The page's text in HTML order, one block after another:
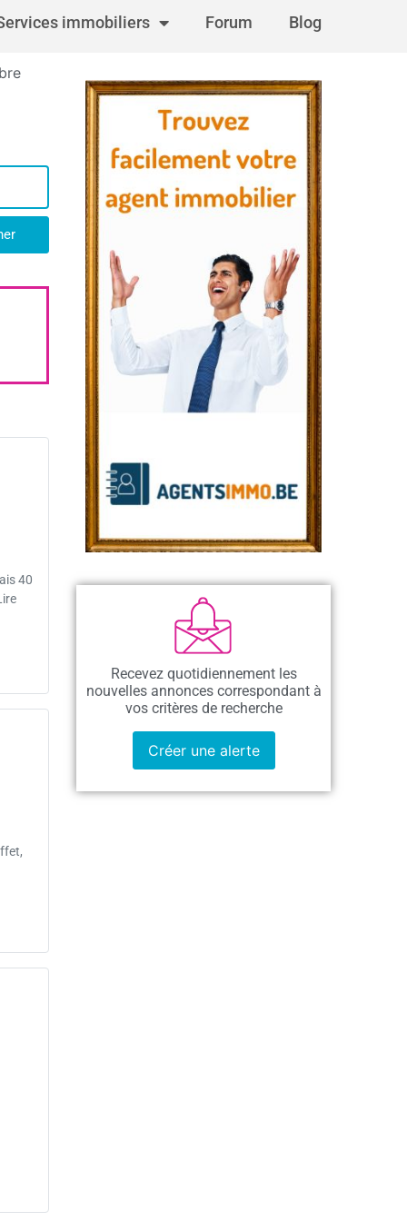
immobiliers Forum Blog
40
Recevez quotidiennement les
nouvelles annonces correspondant à
vos critères de recherche
Créer une alerte